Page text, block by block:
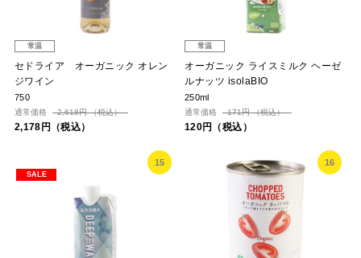
常温
セドライア オーガニック オレン
ジワイン
750
通常価格 2,618円 （税込）
2,178円（税込）
常温
オーガニック ライスミルク ヘーゼ
ルナッツ isolaBIO
250ml
通常価格 171円 （税込）
120円（税込）
15
SALE
16